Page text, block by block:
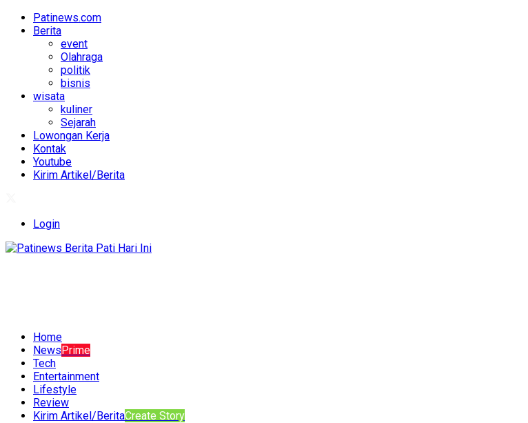
Patinews.com
Berita
event
Olahraga
politik
bisnis
wisata
kuliner
Sejarah
Lowongan Kerja
Kontak
Youtube
Kirim Artikel/Berita
Login
Home
NewsPrime
Tech
Entertainment
Lifestyle
Review
Kirim Artikel/BeritaCreate Story